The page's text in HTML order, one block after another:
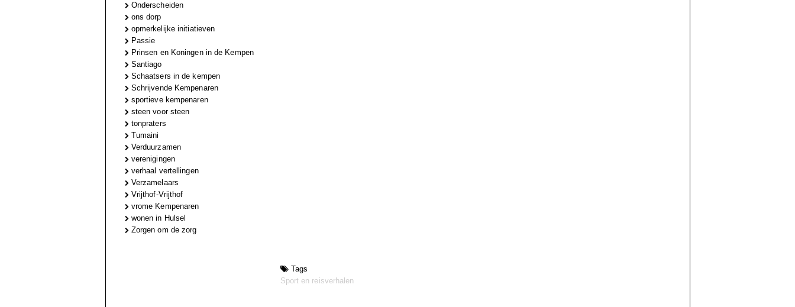
Onderscheiden
ons dorp
opmerkelijke initiatieven
Passie
Prinsen en Koningen in de Kempen
Santiago
Schaatsers in de kempen
Schrijvende Kempenaren
sportieve kempenaren
steen voor steen
tonpraters
Tumaini
Verduurzamen
verenigingen
verhaal vertellingen
Verzamelaars
Vrijthof-Vrijthof
vrome Kempenaren
wonen in Hulsel
Zorgen om de zorg
Tags
Sport en reisverhalen